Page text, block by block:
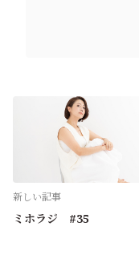
新しい記事
ミホラジ #35